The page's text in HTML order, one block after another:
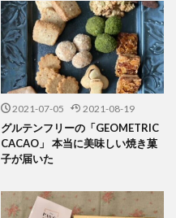
2021-07-05 2021-08-19
グルテンフリーの「GEOMETRIC
CACAO」 本当に美味しい焼き菓
子が届いた